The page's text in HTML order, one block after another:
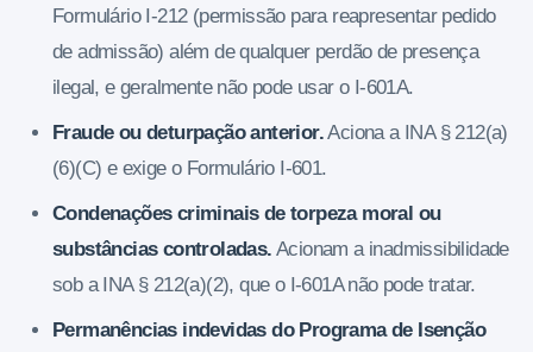
Formulário I-212 (permissão para reapresentar pedido
de admissão) além de qualquer perdão de presença
ilegal, e geralmente não pode usar o I-601A.
Fraude ou deturpação anterior.Aciona a INA § 212(a)
(6)(C) e exige o Formulário I-601.
Condenações criminais de torpeza moral ou
substâncias controladas. Acionam a inadmissibilidade
sob a INA § 212(a)(2), que o I-601A não pode tratar.
Permanências indevidas do Programa de Isenção